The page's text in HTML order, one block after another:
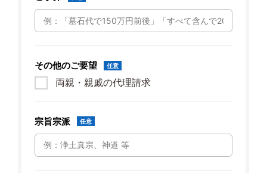
その他のご要望 任意
両親・親戚の代理請求
宗旨宗派 任意